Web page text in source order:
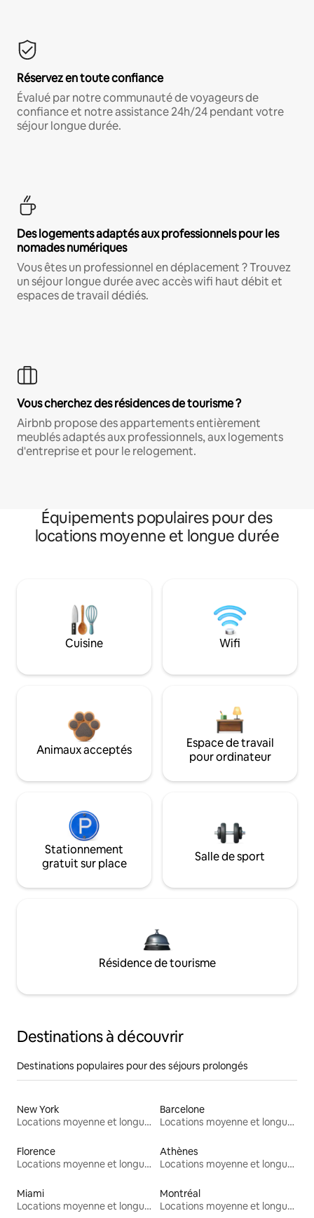
Réservez en toute confiance
Évalué par notre communauté de voyageurs de
confiance et notre assistance 24h/24 pendant votre
séjour longue durée.
Des logements adaptés aux professionnels pour les
nomades numériques
Vous êtes un professionnel en déplacement ? Trouvez
un séjour longue durée avec accès wifi haut débit et
espaces de travail dédiés.
Vous cherchez des résidences de tourisme ?
Airbnb propose des appartements entièrement
meublés adaptés aux professionnels, aux logements
d'entreprise et pour le relogement.
Équipements populaires pour des
locations moyenne et longue durée
Cuisine Wifi
Animaux acceptés
Espace de travail
pour ordinateur
Stationnement
gratuit sur place
Salle de sport
Résidence de tourisme
Destinations à découvrir
Destinations populaires pour des séjours prolongés
New York
Locations moyenne et longue durée
Barcelone
Locations moyenne et longue durée
Florence
Locations moyenne et longue durée
Athènes
Locations moyenne et longue durée
Miami
Locations moyenne et longue durée
Montréal
Locations moyenne et longue durée